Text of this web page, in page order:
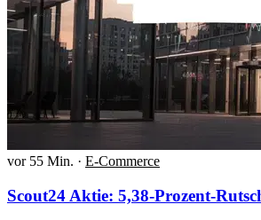
vor 55 Min. · E-Commerce
Scout24 Aktie: 5,38-Prozent-